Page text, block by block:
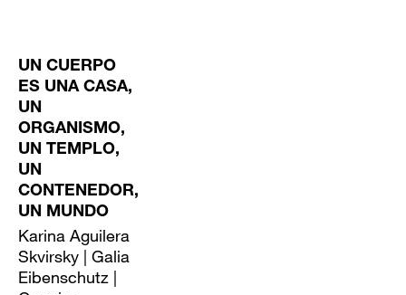
UN CUERPO
ES UNA CASA,
UN
ORGANISMO,
UN TEMPLO,
UN
CONTENEDOR,
UN MUNDO
Karina Aguilera
Skvirsky | Galia
Eibenschutz |